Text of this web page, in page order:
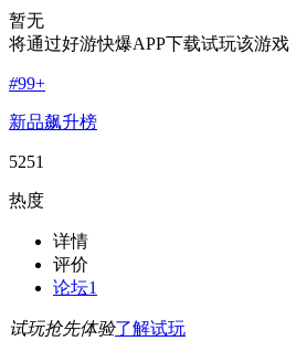
暂无
将通过好游快爆APP下载试玩该游戏
#99+
新品飙升榜
5251
热度
详情
评价
论坛1
试玩抢先体验了解试玩